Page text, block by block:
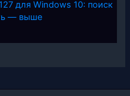
для Windows 10: поиск
— выше